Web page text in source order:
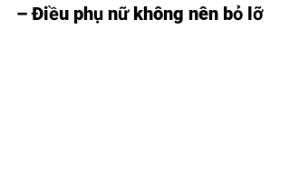
– Điều phụ nữ không nên bỏ lỡ